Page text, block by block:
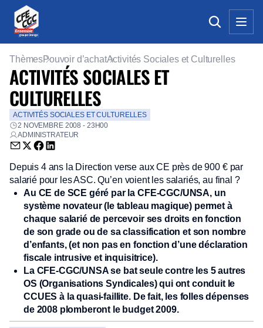
ThèmesPouvoir d’achatActivités Sociales et Culturelles
ACTIVITÉS SOCIALES ET
CULTURELLES
ACTIVITÉS SOCIALES ET CULTURELLES
2 NOVEMBRE 2008 - 23H00
ADMINISTRATEUR
Envoyer par email (nouvelle fenêtre)
Partager sur Twitter (nouvelle fenêtre)
Partager sur Facebook (nouvelle fenêtre)
Partager sur LinkedIn (nouvelle fenêtre)
Depuis 4 ans la Direction verse aux CE près de 900 € par
salarié pour les ASC. Qu’en voient les salariés, au final ?
Au CE de SCE géré par la CFE-CGC/UNSA, un
système novateur (le tableau magique) permet à
chaque salarié de percevoir ses droits en fonction
de son grade ou de sa classification et son nombre
d’enfants, (et non pas en fonction d’une déclaration
fiscale intrusive et inquisitrice).
La CFE-CGC/UNSA se bat seule contre les 5 autres
OS (Organisations Syndicales) qui ont conduit le
CCUES à la quasi-faillite. De fait, les folles dépenses
de 2008 plomberont le budget 2009.